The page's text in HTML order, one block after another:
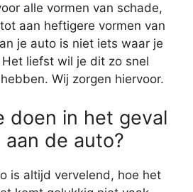
alle vormen van schade,
aan heftigere vormen van
je auto is niet iets waar je
liefst wil je dit zo snel
Wij zorgen hiervoor.
doen in het geval
de auto?
is altijd vervelend, hoe het